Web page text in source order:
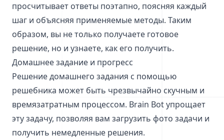
просчитывает ответы поэтапно, поясняя каждый
шаг и объясняя применяемые методы. Таким
образом, вы не только получаете готовое
решение, но и узнаете, как его получить.
Домашнее задание и прогресс
Решение домашнего задания с помощью
решебника может быть чрезвычайно скучным и
времязатратным процессом. Brain Bot упрощает
эту задачу, позволяя вам загрузить фото задачи и
получить немедленные решения.